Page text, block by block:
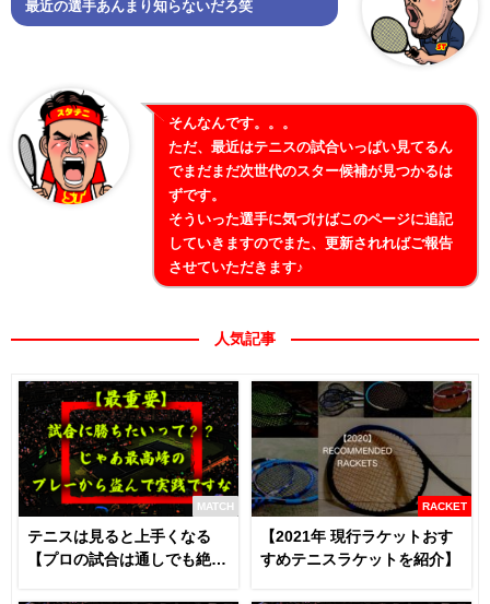
最近の選手あんまり知らないだろ笑
そんなんです。。。
ただ、最近はテニスの試合いっぱい見てるん
でまだまだ次世代のスター候補が見つかるは
ずです。
そういった選手に気づけばこのページに追記
していきますのでまた、更新されればご報告
させていただきます♪
人気記事
MATCH
テニスは見ると上手くなる
【プロの試合は通しでも絶対
RACKET
【2021年 現行ラケットおす
すめテニスラケットを紹介】